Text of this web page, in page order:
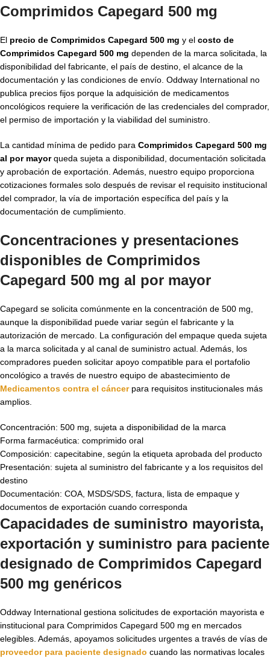
Comprimidos Capegard 500 mg
El precio de Comprimidos Capegard 500 mg y el costo de
Comprimidos Capegard 500 mg dependen de la marca solicitada, la
disponibilidad del fabricante, el país de destino, el alcance de la
documentación y las condiciones de envío. Oddway International no
publica precios fijos porque la adquisición de medicamentos
oncológicos requiere la verificación de las credenciales del comprador,
el permiso de importación y la viabilidad del suministro.
La cantidad mínima de pedido para Comprimidos Capegard 500 mg
al por mayorqueda sujeta a disponibilidad, documentación solicitada
y aprobación de exportación. Además, nuestro equipo proporciona
cotizaciones formales solo después de revisar el requisito institucional
del comprador, la vía de importación específica del país y la
documentación de cumplimiento.
Concentraciones y presentaciones
disponibles de Comprimidos
Capegard 500 mg al por mayor
Capegard se solicita comúnmente en la concentración de 500 mg,
aunque la disponibilidad puede variar según el fabricante y la
autorización de mercado. La configuración del empaque queda sujeta
a la marca solicitada y al canal de suministro actual. Además, los
compradores pueden solicitar apoyo compatible para el portafolio
oncológico a través de nuestro equipo de abastecimiento de
Medicamentos contra el cáncerpara requisitos institucionales más
amplios.
Concentración: 500 mg, sujeta a disponibilidad de la marca
Forma farmacéutica: comprimido oral
Composición: capecitabine, según la etiqueta aprobada del producto
Presentación: sujeta al suministro del fabricante y a los requisitos del
destino
Documentación: COA, MSDS/SDS, factura, lista de empaque y
documentos de exportación cuando corresponda
Capacidades de suministro mayorista,
exportación y suministro para paciente
designado de Comprimidos Capegard
500 mg genéricos
Oddway International gestiona solicitudes de exportación mayorista e
institucional para Comprimidos Capegard 500 mg en mercados
elegibles. Además, apoyamos solicitudes urgentes a través de vías de
proveedor para paciente designado cuando las normativas locales